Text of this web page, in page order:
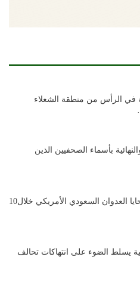
في الرأس من منطقة الشعلاء
بأسماء الصحفيين الذين
عين الإنسانية: ضحايا العدوان السعودي الأمريكي خلال10
يسلط الضوء على انتهاكات تحالف